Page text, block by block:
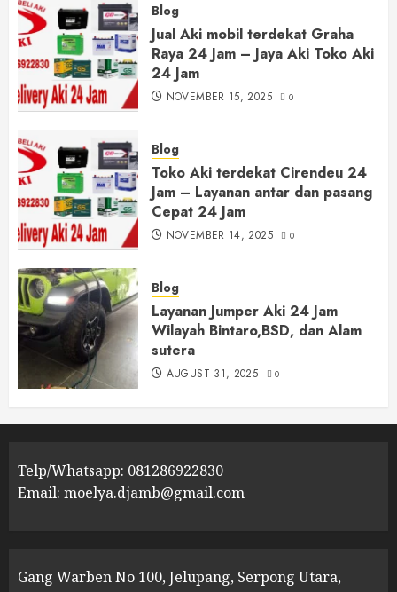
Blog
Jual Aki mobil terdekat Graha
Raya 24 Jam – Jaya Aki Toko Aki
24 Jam
NOVEMBER 15, 2025 0
Blog
Toko Aki terdekat Cirendeu 24
Jam – Layanan antar dan pasang
Cepat 24 Jam
NOVEMBER 14, 2025 0
Blog
Layanan Jumper Aki 24 Jam
Wilayah Bintaro,BSD, dan Alam
sutera
AUGUST 31, 2025 0
Telp/Whatsapp: 081286922830
Email: moelya.djamb@gmail.com
Gang Warben No 100, Jelupang, Serpong Utara,